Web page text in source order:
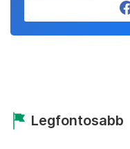
Legfontosabb